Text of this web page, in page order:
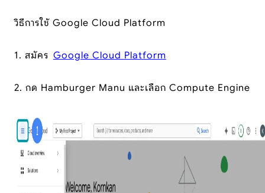
วิธีการใช้ Google Cloud Platform
1. สมัคร Google Cloud Platform
2. กด Hamburger Manu และเลือก Compute Engine